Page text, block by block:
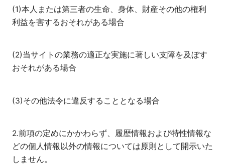
(1)本人または第三者の生命、身体、財産その他の権利
利益を害するおそれがある場合
(2)当サイトの業務の適正な実施に著しい支障を及ぼす
おそれがある場合
(3)その他法令に違反することとなる場合
2.前項の定めにかかわらず、履歴情報および特性情報な
どの個人情報以外の情報については原則として開示いた
しません。